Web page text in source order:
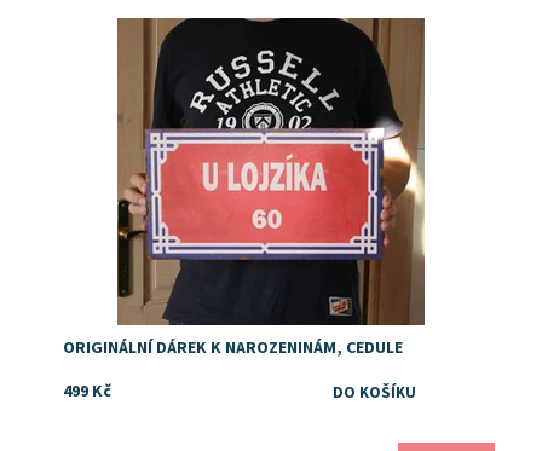
Dostupnost: Skladem
ORIGINÁLNÍ DÁREK K NAROZENINÁM, CEDULE
499 Kč